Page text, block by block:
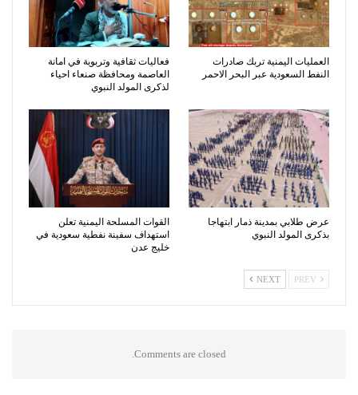
العمليات اليمنية تربك صادرات
النفط السعودية عبر البحر الاحمر
فعاليات ثقافية وتربوية في امانة
العاصمة ومحافظة صنعاء احياء
لذكرى المولد النبوي
عرض طلابي بمدينة ذمار ابتهاجا
بذكرى المولد النبوي
القوات المسلحة اليمنية تعلن
استهداف سفينة نفطية سعودية في
خليج عدن
NEXT
Comments are closed.